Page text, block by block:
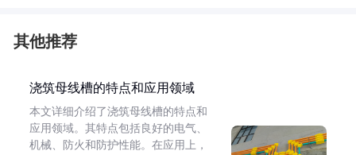
其他推荐
浇筑母线槽的特点和应用领域
本文详细介绍了浇筑母线槽的特点和
应用领域。其特点包括良好的电气、
机械、防火和防护性能。在应用上，